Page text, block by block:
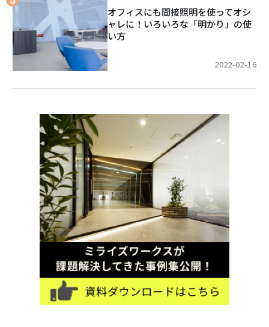
オフィスにも間接照明を使ってオシ
ャレに！いろいろな「明かり」の使
い方
2022-02-16